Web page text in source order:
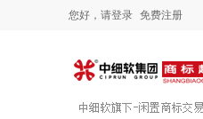
您好， 请登录 免费注册